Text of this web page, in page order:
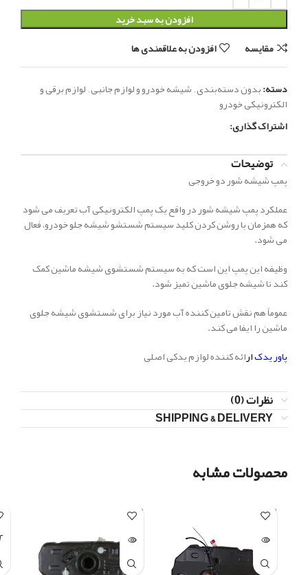
افزودن به سبد خرید
مقایسه
افزودن به علاقمندی ها
دسته:بدون دسته‌بندی,شیشه خودرو و لوازم جانبی,لوازم برقی و
الکترونیکی خودرو
اشتراک گذاری:
توضیحات
پمپ شیشه شور دو خروجی
عملکرد پمپ شیشه شور در واقع یک پمپ الکترونیکی آب تعریف می شود
که همزمان با روشن کردن کلید سیستم شستشو شیشه جلو خودرو، فعال
می شود.
وظیفه این پمپ این است که به سیستم شستشوی شیشه ماشین کمک
کند تا شیشه جلوی ماشین تمیز شود.
عموماً هم نقش تامین کننده آب مورد نیاز برای شستشوی شیشه جلوی
ماشین را ایفا می کند.
پاور یدکارائه کننده لوازم یدکی اصلی
نظرات (0)
SHIPPING & DELIVERY
محصولات مشابه
SOLD
OUT
SOLD
OUT